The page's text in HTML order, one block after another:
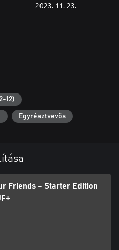
2023. 11. 23.
12)
Egyrésztvevős
Friends - Starter Edition